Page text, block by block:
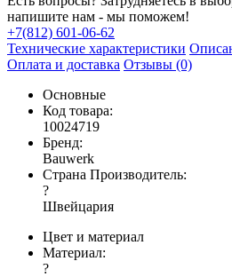
напишите нам - мы поможем!
+7(812) 601-06-62
Технические характеристики
Оплата и доставка Отзывы (0)
Основные
Код товара:
10024719
Бренд:
Bauwerk
Страна Производитель:
?
Швейцария
Цвет и материал
Материал:
?